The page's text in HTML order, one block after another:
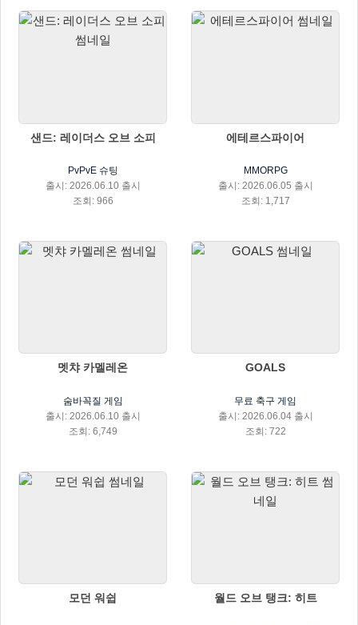
샌드: 레이더스 오브 소피
PvPvE 슈팅
출시: 2026.06.10 출시
조회: 966
에테르스파이어
MMORPG
출시: 2026.06.05 출시
조회: 1,717
멧챠 카멜레온
숨바꼭질 게임
출시: 2026.06.10 출시
조회: 6,749
GOALS
무료 축구 게임
출시: 2026.06.04 출시
조회: 722
모던 워쉽 월드 오브 탱크: 히트